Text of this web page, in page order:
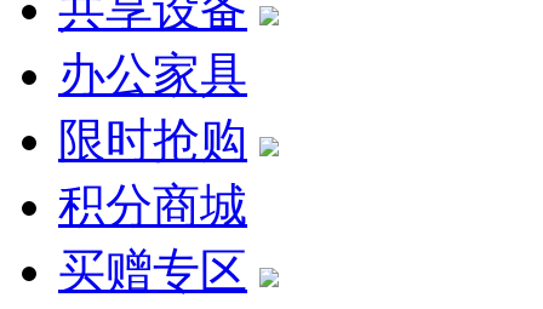
办公家具
限时抢购
积分商城
买赠专区